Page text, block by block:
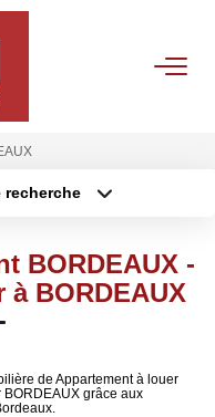
recherche
min
BORDEAUX -
BORDEAUX
de Appartement à louer
BORDEAUX grâce aux